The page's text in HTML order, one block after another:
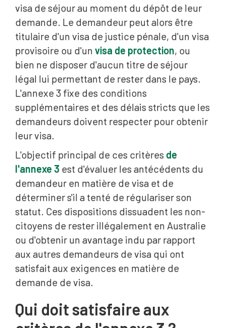
visa de séjour au moment du dépôt de leur
demande. Le demandeur peut alors être
titulaire d'un visa de justice pénale, d'un visa
provisoire ou d'un visa de protection, ou
bien ne disposer d'aucun titre de séjour
légal lui permettant de rester dans le pays.
L'annexe 3 fixe des conditions
supplémentaires et des délais stricts que les
demandeurs doivent respecter pour obtenir
leur visa.
L'objectif principal de ces critères de
l'annexe 3 est d'évaluer les antécédents du
demandeur en matière de visa et de
déterminer s'il a tenté de régulariser son
statut. Ces dispositions dissuadent les non-
citoyens de rester illégalement en Australie
ou d'obtenir un avantage indu par rapport
aux autres demandeurs de visa qui ont
satisfait aux exigences en matière de
demande de visa.
Qui doit satisfaire aux